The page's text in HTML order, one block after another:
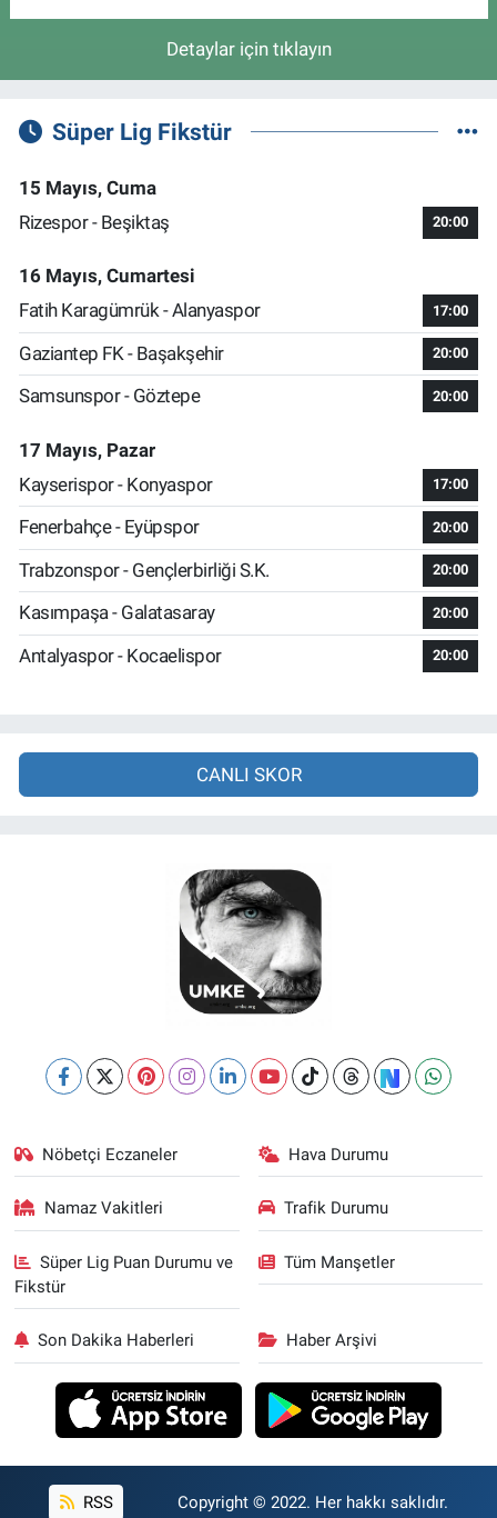
Detaylar için tıklayın
Süper Lig Fikstür
15 Mayıs, Cuma
Rizespor - Beşiktaş
20:00
16 Mayıs, Cumartesi
Fatih Karagümrük - Alanyaspor
17:00
Gaziantep FK - Başakşehir 20:00
Samsunspor - Göztepe 20:00
17 Mayıs, Pazar
Kayserispor - Konyaspor
17:00
Fenerbahçe - Eyüpspor 20:00
Trabzonspor - Gençlerbirliği S.K. 20:00
Kasımpaşa - Galatasaray 20:00
Antalyaspor - Kocaelispor 20:00
CANLI SKOR
Nöbetçi Eczaneler Hava Durumu
Namaz Vakitleri Trafik Durumu
Süper Lig Puan Durumu ve
Fikstür
Tüm Manşetler
Son Dakika Haberleri Haber Arşivi
RSS Copyright © 2022. Her hakkı saklıdır.